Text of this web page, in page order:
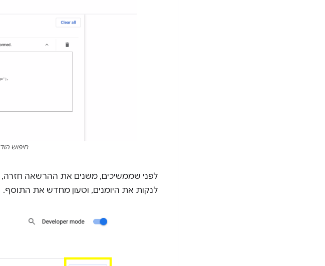
חיפוש
לפני שממשיכים, משנים את ההרשאה חזרה,
לנקות את היומנים, וטעון מחדש את התוסף.